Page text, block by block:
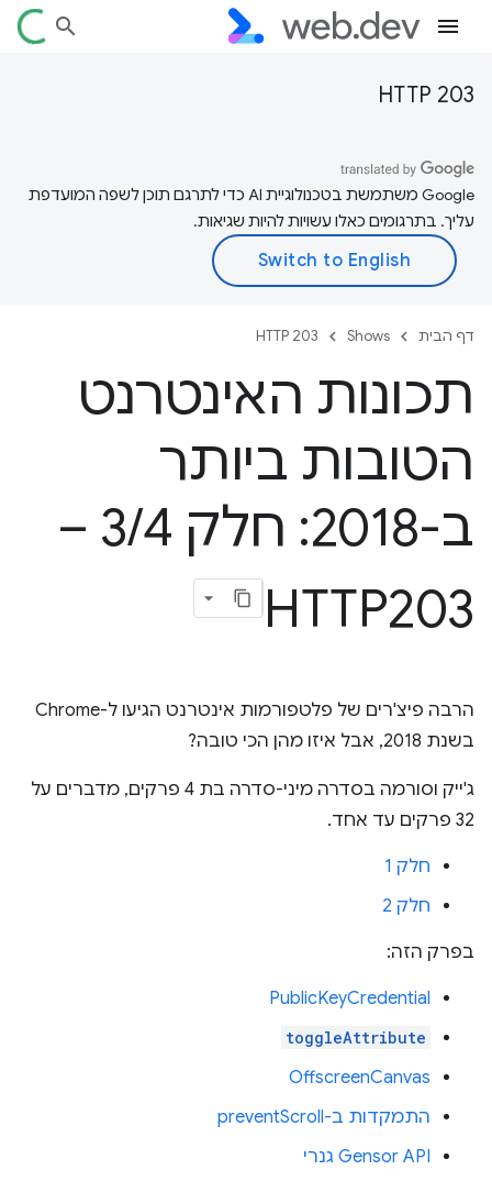
HTTP 203
‫Google משתמשת בטכנולוגיית AI כדי לתרגם תוכן לשפה המועדפת
עליך. בתרגומים כאלו עשויות להיות שגיאות.
דף הבית Shows
HTTP 203
תכונות האינטרנט
הטובות ביותר
ב-2018: חלק 3
/
4 –
HTTP203
הרבה פיצ'רים של פלטפורמות אינטרנט הגיעו ל-Chrome
בשנת 2018, אבל איזו מהן הכי טובה?
ג'ייק וסורמה בסדרה מיני-סדרה בת 4 פרקים, מדברים על
32 פרקים עד אחד.
חלק 1
חלק 2
בפרק הזה:
PublicKeyCredential
toggleAttribute
OffscreenCanvas
התמקדות ב-preventScroll
Gensor API גנרי